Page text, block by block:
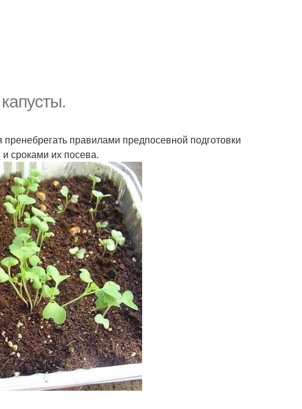
правилами предпосевной подготовки
сроками их посева.